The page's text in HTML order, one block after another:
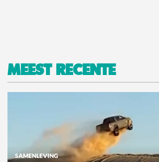
MEEST RECENTE
SAMENLEVING